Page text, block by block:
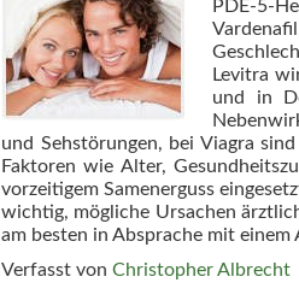
PDE-5-
Levitra
und in
und Sehstörungen, bei Viagra
Faktoren wie Alter,
vorzeitigem Samenerguss
wichtig, mögliche Ursachen
am besten in Absprache mit einem
Verfasst von Christopher Albrecht